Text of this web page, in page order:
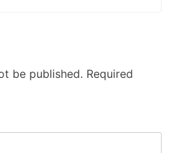
be published. Required